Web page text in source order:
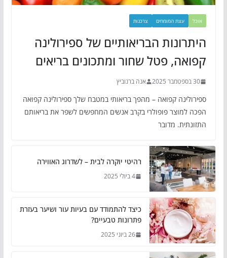
אוכל עצת המומחים צרכנות
היתרונות הבריאותיים של ספירולינה
קפואה, פטל שחור ומתכונים בריאים
30 בספטמבר 2025 אנה ברנוביץ
ספירולינה קפואה – מהפך בריאותי במטבח שלך ספירולינה קפואה
הפכה למוצר פופולרי בקרב אנשים המחפשים לשפר את בריאותם
התזונתית. מדובר
רהיטי יוקרה לבית – לשדרוג האווירה
4 ביולי 2025
כיצד להתמודד עם בעיות עור ושיער בעזרת
פתרונות טבעיים?
26 ביוני 2025